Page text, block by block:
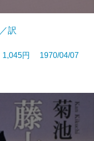
訳
円 1970/04/07